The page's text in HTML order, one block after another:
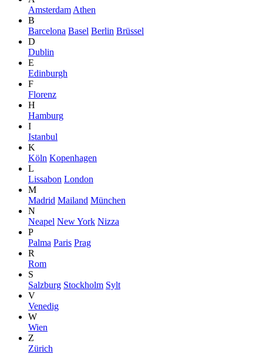
Amsterdam Athen
B
Barcelona Basel Berlin Brüssel
D
Dublin
E
Edinburgh
F
Florenz
H
Hamburg
I
Istanbul
K
Köln Kopenhagen
L
Lissabon London
M
Madrid Mailand München
N
Neapel New York Nizza
P
Palma Paris Prag
R
Rom
S
Salzburg Stockholm Sylt
V
Venedig
W
Wien
Z
Zürich